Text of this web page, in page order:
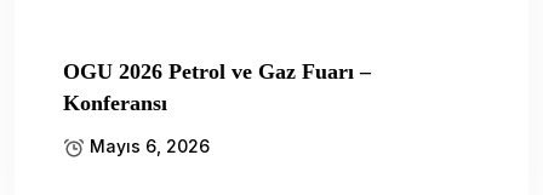
OGU 2026 Petrol ve Gaz Fuarı –
Konferansı
Mayıs 6, 2026